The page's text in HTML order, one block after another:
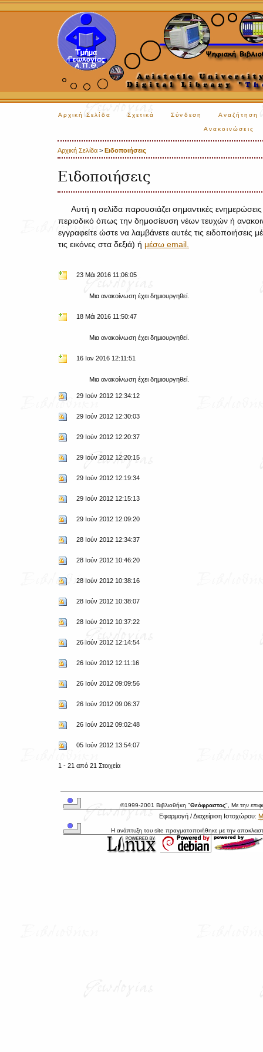
Αρχική Σελίδα Σχετικά Σύνδεση Αναζήτηση
Ανακοινώσεις
Αρχική Σελίδα > Ειδοποιήσεις
Ειδοποιήσεις
Αυτή η σελίδα παρουσιάζει σημαντικές
περιοδικό όπως την δημοσίευση νέων τευχών ή
εγγραφείτε ώστε να λαμβάνετε αυτές τις
τις εικόνες στα δεξιά) ή μέσω email.
23 Μάι 2016 11:06:05
Μια ανακοίνωση έχει δημιουργηθεί.
18 Μάι 2016 11:50:47
Μια ανακοίνωση έχει δημιουργηθεί.
16 Ιαν 2016 12:11:51
Μια ανακοίνωση έχει δημιουργηθεί.
29 Ιούν 2012 12:34:12
29 Ιούν 2012 12:30:03
29 Ιούν 2012 12:20:37
29 Ιούν 2012 12:20:15
29 Ιούν 2012 12:19:34
29 Ιούν 2012 12:15:13
29 Ιούν 2012 12:09:20
28 Ιούν 2012 12:34:37
28 Ιούν 2012 10:46:20
28 Ιούν 2012 10:38:16
28 Ιούν 2012 10:38:07
28 Ιούν 2012 10:37:22
26 Ιούν 2012 12:14:54
26 Ιούν 2012 12:11:16
26 Ιούν 2012 09:09:56
26 Ιούν 2012 09:06:37
26 Ιούν 2012 09:02:48
05 Ιούν 2012 13:54:07
1 - 21 από 21 Στοιχεία
©1999-2001 Βιβλιοθήκη "Θεόφραστος", Με την
Εφαρμογή / Διαχείριση Ιστοχώρου:
Η ανάπτυξη του site πραγματοποιήθηκε με την